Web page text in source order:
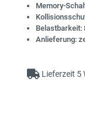
Memory-
Belastbarkeit:
Anlieferung:
Lieferzeit 5